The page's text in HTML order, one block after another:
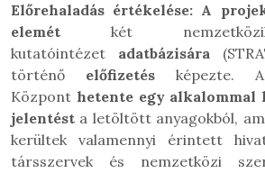
Előrehaladás értékelése: A
elemét
két
kutatóintézet
adatbázisára
történő
előfizetés
képezte.
Központ hetente egy alkalommal
jelentést a letöltött anyagokból,
kerültek valamennyi érintett
társszervek és nemzetközi